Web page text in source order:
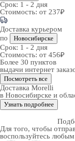
Срок: 1 - 2 дня
Стоимость: от 237₽
Доставка курьером
по
Новосибирске
Срок: 1 - 2 дня
Стоимость: от 456₽
Более 30 пунктов
выдачи интернет
Посмотреть все
Доставка Morelli
в Новосибирске и
Узнать подробнее
Для того, чтобы
воспользуйтесь